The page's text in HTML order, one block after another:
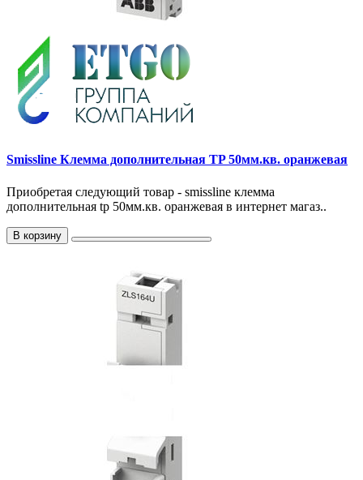
Smissline Клемма дополнительная TP 50мм.кв. оранжевая
Приобретая следующий товар - smissline клемма
дополнительная tp 50мм.кв. оранжевая в интернет магаз..
В корзину